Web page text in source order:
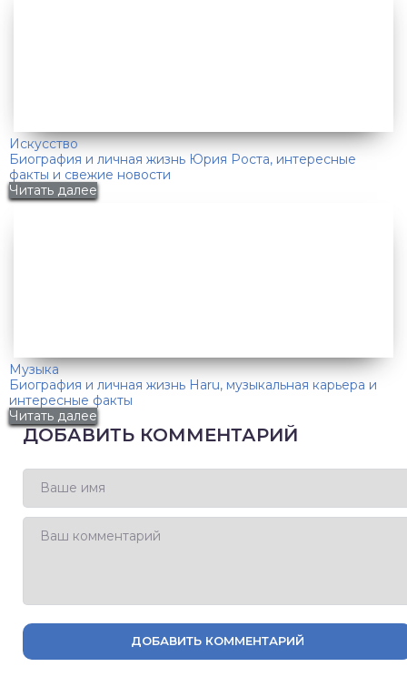
Искусство
Биография и личная жизнь Юрия Роста, интересные
факты и свежие новости
Читать далее
Музыка
Биография и личная жизнь Haru, музыкальная карьера и
интересные факты
Читать далее
ДОБАВИТЬ КОММЕНТАРИЙ
ДОБАВИТЬ КОММЕНТАРИЙ